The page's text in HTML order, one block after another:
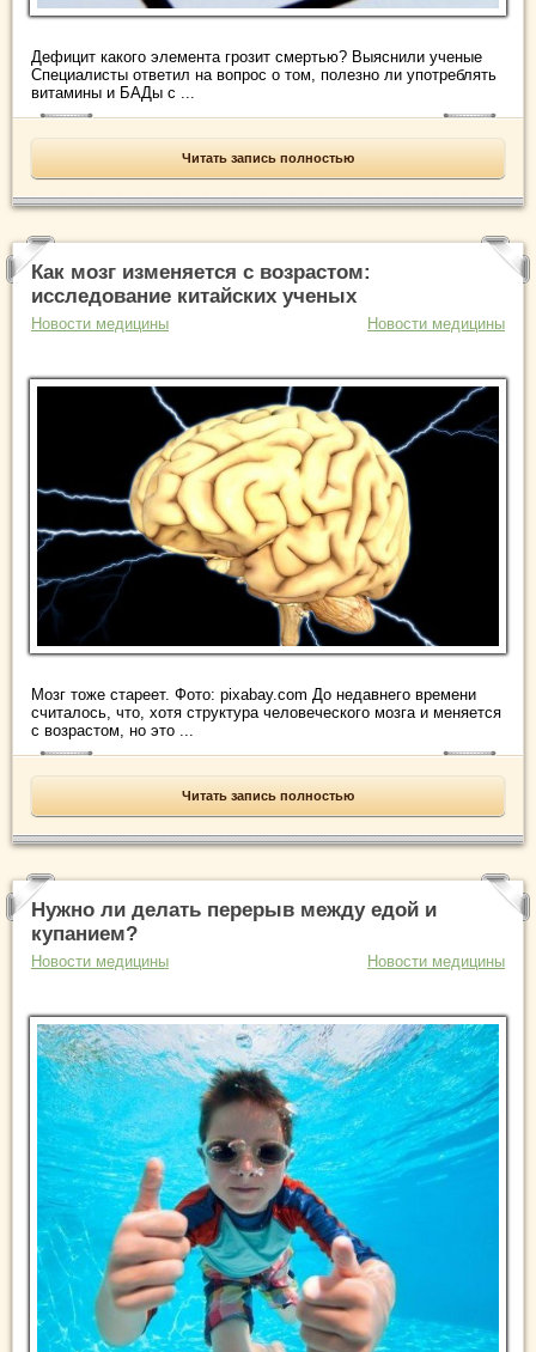
Дефицит какого элемента грозит смертью? Выяснили ученые
Специалисты ответил на вопрос о том, полезно ли употреблять
витамины и БАДы с ...
Читать запись полностью
Как мозг изменяется с возрастом:
исследование китайских ученых
Новости медицины Новости медицины
Мозг тоже стареет. Фото: pixabay.com До недавнего времени
считалось, что, хотя структура человеческого мозга и меняется
с возрастом, но это ...
Читать запись полностью
Нужно ли делать перерыв между едой и
купанием?
Новости медицины Новости медицины